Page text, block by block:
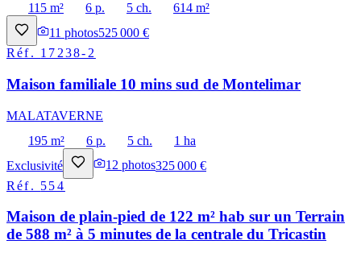
115 m²
6 p. 5 ch.
614 m²
11 photos525 000 €
Réf. 17238-2
Maison familiale 10 mins sud de Montelimar
MALATAVERNE
195 m²
6 p. 5 ch.
1 ha
Exclusivité
12 photos325 000 €
Réf. 554
Maison de plain-pied de 122 m² hab sur un Terrain
de 588 m² à 5 minutes de la centrale du Tricastin